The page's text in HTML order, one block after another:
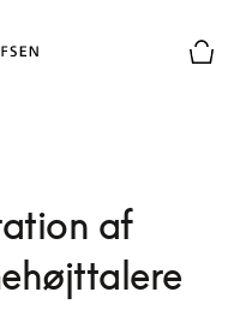
af